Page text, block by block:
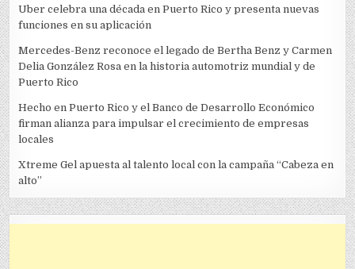
Uber celebra una década en Puerto Rico y presenta nuevas
funciones en su aplicación
Mercedes-Benz reconoce el legado de Bertha Benz y Carmen
Delia González Rosa en la historia automotriz mundial y de
Puerto Rico
Hecho en Puerto Rico y el Banco de Desarrollo Económico
firman alianza para impulsar el crecimiento de empresas
locales
Xtreme Gel apuesta al talento local con la campaña “Cabeza en
alto”